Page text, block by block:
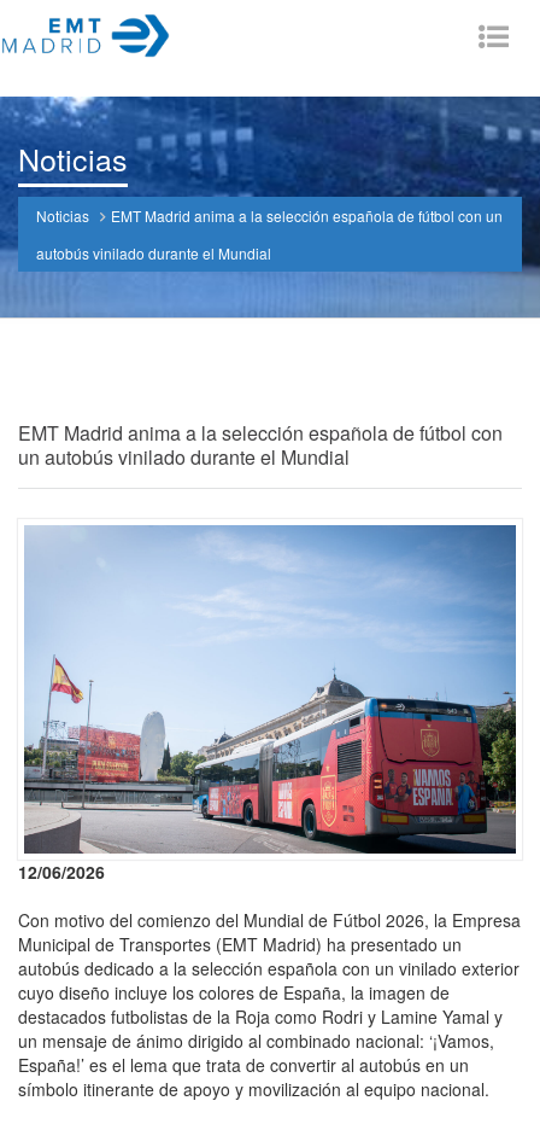
Noticias
Noticias
EMT Madrid anima a la selección española de fútbol con un
autobús vinilado durante el Mundial
EMT Madrid anima a la selección española de fútbol con
un autobús vinilado durante el Mundial
12/06/2026
Con motivo del comienzo del Mundial de Fútbol 2026, la Empresa
Municipal de Transportes (EMT Madrid) ha presentado un
autobús dedicado a la selección española con un vinilado exterior
cuyo diseño incluye los colores de España, la imagen de
destacados futbolistas de la Roja como Rodri y Lamine Yamal y
un mensaje de ánimo dirigido al combinado nacional: ‘¡Vamos,
España!’ es el lema que trata de convertir al autobús en un
símbolo itinerante de apoyo y movilización al equipo nacional.